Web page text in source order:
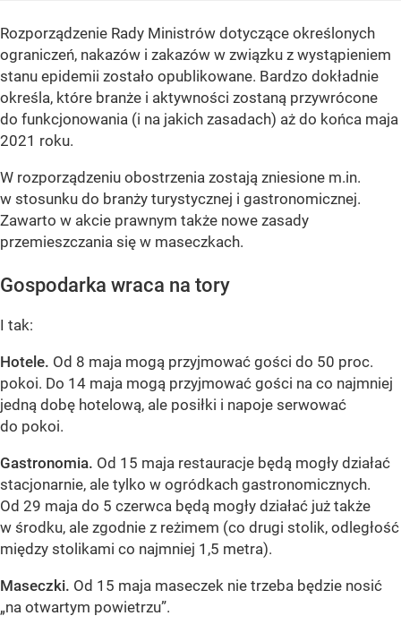
Rozporządzenie Rady Ministrów dotyczące określonych
ograniczeń, nakazów i zakazów w związku z wystąpieniem
stanu epidemii zostało opublikowane. Bardzo dokładnie
określa, które branże i aktywności zostaną przywrócone
do funkcjonowania (i na jakich zasadach) aż do końca maja
2021 roku.
W rozporządzeniu obostrzenia zostają zniesione m.in.
w stosunku do branży turystycznej i gastronomicznej.
Zawarto w akcie prawnym także nowe zasady
przemieszczania się w maseczkach.
Gospodarka wraca na tory
I tak:
Hotele. Od 8 maja mogą przyjmować gości do 50 proc.
pokoi. Do 14 maja mogą przyjmować gości na co najmniej
jedną dobę hotelową, ale posiłki i napoje serwować
do pokoi.
Gastronomia. Od 15 maja restauracje będą mogły działać
stacjonarnie, ale tylko w ogródkach gastronomicznych.
Od 29 maja do 5 czerwca będą mogły działać już także
w środku, ale zgodnie z reżimem (co drugi stolik, odległość
między stolikami co najmniej 1,5 metra).
Maseczki. Od 15 maja maseczek nie trzeba będzie nosić
„na otwartym powietrzu”.